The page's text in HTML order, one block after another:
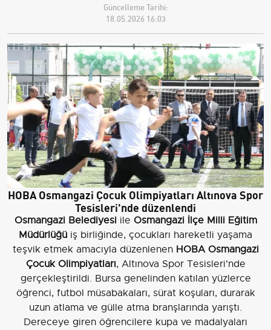
Güncelleme Tarihi:
18.05.2026 16:03
HOBA Osmangazi Çocuk Olimpiyatları Altınova Spor
Tesisleri'nde düzenlendi
Osmangazi Belediyesiile Osmangazi İlçe Milli Eğitim
Müdürlüğü iş birliğinde, çocukları hareketli yaşama
teşvik etmek amacıyla düzenlenen HOBA Osmangazi
Çocuk Olimpiyatları, Altınova Spor Tesisleri'nde
gerçekleştirildi. Bursa genelinden katılan yüzlerce
öğrenci, futbol müsabakaları, sürat koşuları, durarak
uzun atlama ve gülle atma branşlarında yarıştı.
Dereceye giren öğrencilere kupa ve madalyaları